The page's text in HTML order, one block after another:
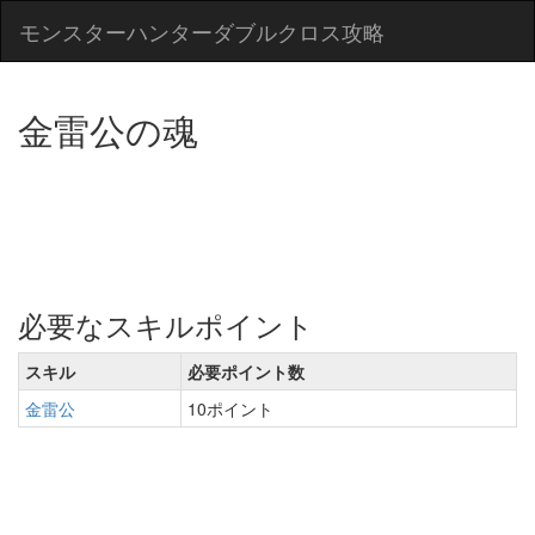
モンスターハンターダブルクロス攻略
金雷公の魂
必要なスキルポイント
スキル
必要ポイント数
金雷公
10ポイント